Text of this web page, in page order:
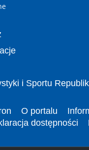
i Sportu
O portalu
dostępności